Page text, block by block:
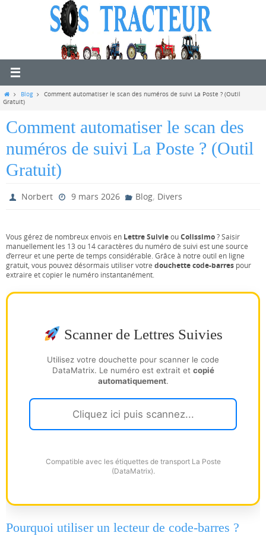
HomeBlog
Comment automatiser le scan des numéros de suivi La Poste ? (Outil
Gratuit)
Comment automatiser le scan des
numéros de suivi La Poste ? (Outil
Gratuit)
Norbert 9 mars 2026 Blog, Divers
Vous gérez de nombreux envois en Lettre Suivie ou Colissimo ? Saisir
manuellement les 13 ou 14 caractères du numéro de suivi est une source
d’erreur et une perte de temps considérable. Grâce à notre outil en ligne
gratuit, vous pouvez désormais utiliser votre douchette code-barres pour
extraire et copier le numéro instantanément.
Scanner de Lettres Suivies
Utilisez votre douchette pour scanner le code
DataMatrix. Le numéro est extrait et copié
automatiquement.
Compatible avec les étiquettes de transport La Poste
(DataMatrix).
Pourquoi utiliser un lecteur de code-barres ?